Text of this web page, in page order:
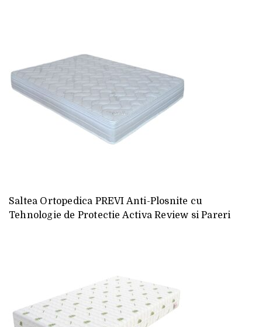
Saltea Ortopedica PREVI Anti-Plosnite cu
Tehnologie de Protectie Activa Review si Pareri